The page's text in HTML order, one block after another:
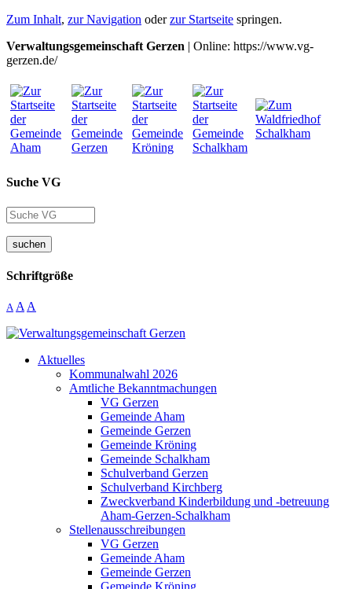
Zum Inhalt, zur Navigation oderzur Startseite springen.
Verwaltungsgemeinschaft Gerzen | Online: https://www.vg-
gerzen.de/
Suche VG
suchen
Schriftgröße
A A A
Aktuelles
Kommunalwahl 2026
Amtliche Bekanntmachungen
VG Gerzen
Gemeinde Aham
Gemeinde Gerzen
Gemeinde Kröning
Gemeinde Schalkham
Schulverband Gerzen
Schulverband Kirchberg
Zweckverband Kinderbildung und -betreuung
Aham-Gerzen-Schalkham
Stellenausschreibungen
VG Gerzen
Gemeinde Aham
Gemeinde Gerzen
Gemeinde Kröning